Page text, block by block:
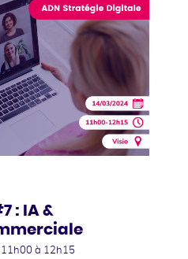
: IA &
11h00 à 12h15